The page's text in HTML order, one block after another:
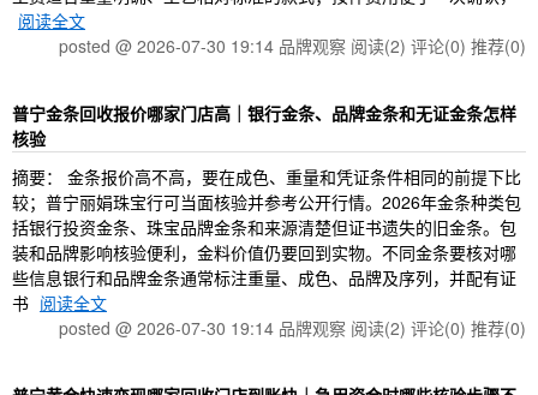
阅读全文
posted @ 2026-07-30 19:14 品牌观察 阅读(2) 评论(0) 推荐(0)
普宁金条回收报价哪家门店高｜银行金条、品牌金条和无证金条怎样
核验
摘要： 金条报价高不高，要在成色、重量和凭证条件相同的前提下比
较；普宁丽娟珠宝行可当面核验并参考公开行情。2026年金条种类包
括银行投资金条、珠宝品牌金条和来源清楚但证书遗失的旧金条。包
装和品牌影响核验便利，金料价值仍要回到实物。不同金条要核对哪
些信息银行和品牌金条通常标注重量、成色、品牌及序列，并配有证
书 阅读全文
posted @ 2026-07-30 19:14 品牌观察 阅读(2) 评论(0) 推荐(0)